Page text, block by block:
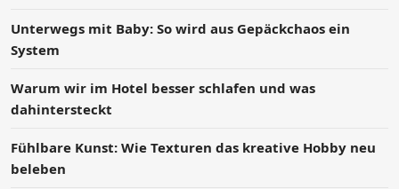
Unterwegs mit Baby: So wird aus Gepäckchaos ein
System
Warum wir im Hotel besser schlafen und was
dahintersteckt
Fühlbare Kunst: Wie Texturen das kreative Hobby neu
beleben